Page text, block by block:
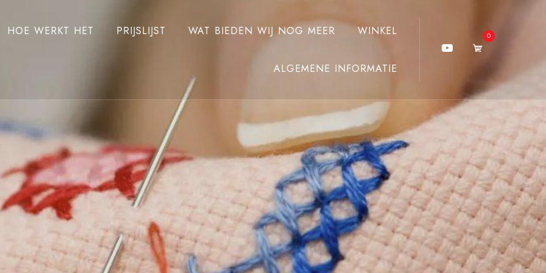
HOE WERKT HET PRIJSLIJST WAT BIEDEN WIJ NOG MEER WINKEL
ALGEMENE INFORMATIE
0